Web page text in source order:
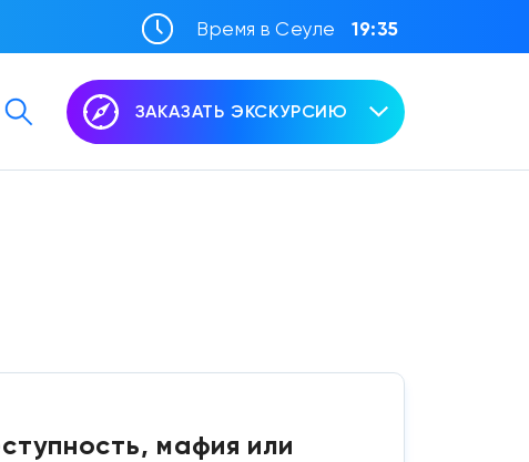
Время в Сеуле 19:35
ЗАКАЗАТЬ ЭКСКУРСИЮ
мафия или